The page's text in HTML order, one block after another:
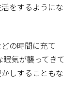
をするようにな
の時間に充て
気が襲ってきて
しすることもな